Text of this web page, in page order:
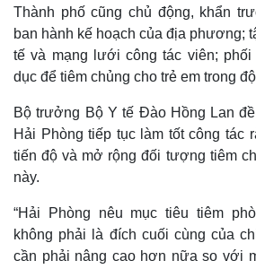
Tin nóng
Tư vấn luật
Việt
Phân
Thành phố cũng chủ động, khẩn
ban hành kế hoạch của địa phương;
tế và mạng lưới công tác viên;
dục để tiêm chủng cho trẻ em trong
Bộ trưởng Bộ Y tế Đào Hồng Lan
Hải Phòng tiếp tục làm tốt công tác
tiến độ và mở rộng đối tượng tiêm
này.
“Hải Phòng nêu mục tiêu tiêm
không phải là đích cuối cùng của
cần phải nâng cao hơn nữa so với